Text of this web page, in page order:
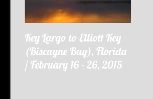
Key Largo to Elliott Key
(Biscayne Bay), Florida
/ February 16 - 26, 2015